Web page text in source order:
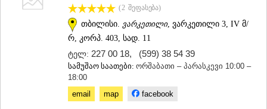
(2 შეფასება)
თბილისი. ვარკეთილი, ვარკეთილი 3, IV მ/
რ, კორპ. 403, სად. 11
ტელ: 227 00 18, (599) 38 54 39
სამუშაო საათები: ორშაბათი – პარასკევი 10:00 –
18:00
email
map facebook